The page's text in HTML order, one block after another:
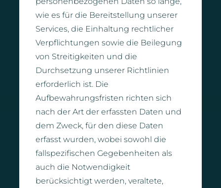
wie es für die Bereitstellung unserer
Services, die Einhaltung rechtlicher
Verpflichtungen sowie die Beilegung
von Streitigkeiten und die
Durchsetzung unserer Richtlinien
erforderlich ist. Die
Aufbewahrungsfristen richten sich
nach der Art der erfassten Daten und
dem Zweck, für den diese Daten
erfasst wurden, wobei sowohl die
fallspezifischen Gegebenheiten als
auch die Notwendigkeit
berücksichtigt werden, veraltete,